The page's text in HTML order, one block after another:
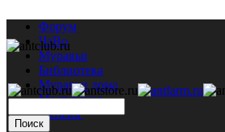
Форум
ЧаВо
Муравьи
Библиотека
Муравьи дома
Мастерская
Каталог